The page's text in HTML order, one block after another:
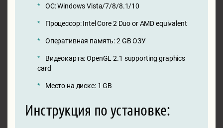
ОС: Windows Vista/7/8/8.1/10
Процессор: Intel Core 2 Duo or AMD equivalent
Оперативная память: 2 GB ОЗУ
Видеокарта: OpenGL 2.1 supporting graphics
card
Место на диске: 1 GB
Инструкция по установке: